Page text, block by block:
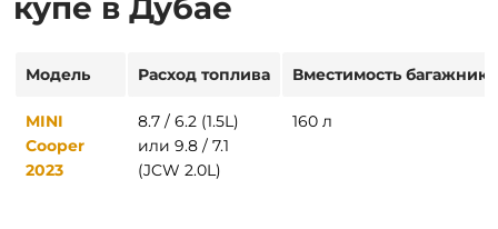
купе в Дубае
Модель Расход топлива Вместимость багажника
MINI
Cooper
2023
8.7 / 6.2 (1.5L)
или 9.8 / 7.1
(JCW 2.0L)
160 л